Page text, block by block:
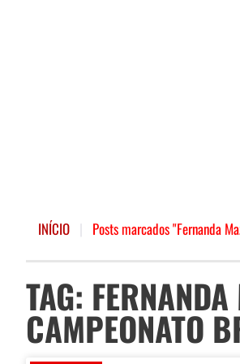
INÍCIO Posts marcados "Fernanda
TAG:
CAMPEONATO